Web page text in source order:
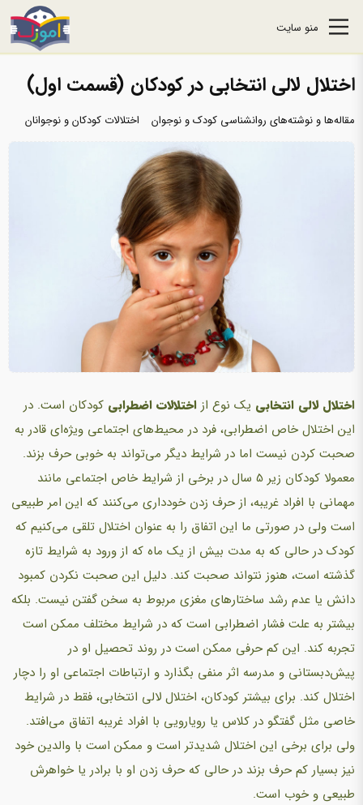
منو سایت
اختلال لالی انتخابی در کودکان (قسمت اول)
مقاله‌ها و نوشته‌های روانشناسی کودک و نوجوان اختلالات کودکان و نوجوانان
اختلال لالی انتخابی یک نوع از اختلالات اضطرابی کودکان است. در
این اختلال خاص اضطرابی، فرد در محیط‌های اجتماعی ویژه‌ای قادر به
صحبت کردن نیست اما در شرایط دیگر‌ می‌تواند به خوبی حرف بزند.
معمولا کودکان زیر 5 سال در برخی از شرایط خاص اجتماعی مانند
مهمانی با‌ افراد غریبه، از حرف زدن خودداری‌ می‌کنند که این امر طبیعی
است ولی در صورتی ما این اتفاق را به عنوان اختلال تلقی‌ می‌کنیم که
کودک در حالی که به مدت بیش از یک ماه که از ورود به شرایط تازه
گذشته است، هنوز نتواند صحبت کند. دلیل این صحبت نکردن کمبود
دانش یا عدم رشد ساختار‌های‌ مغزی مربوط به سخن گفتن‌ نیست. بلکه
بیشتر به علت فشار اضطرابی است که در شرایط مختلف ممکن است
تجربه کند. این کم حرفی ممکن است در روند تحصیل او در
پیش‌دبستانی و مدرسه اثر منفی بگذارد و ارتباطات اجتماعی او را دچار
اختلال کند. برای بیشتر کودکان، اختلال لالی انتخابی، فقط در شرایط
خاصی مثل گفتگو در کلاس یا رویارویی با افراد غریبه اتفاق‌ می‌افتد.
ولی برای برخی این اختلال شدیدتر است و ممکن است با والدین خود
نیز بسیار کم حرف بزند در حالی که حرف زدن او با برادر یا خواهرش
طبیعی و خوب است.